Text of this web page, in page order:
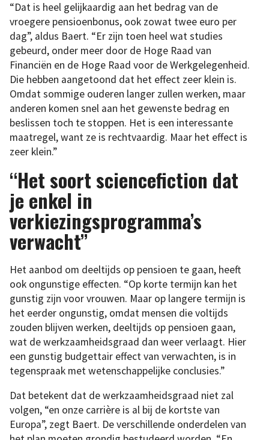
“Dat is heel gelijkaardig aan het bedrag van de
vroegere pensioenbonus, ook zowat twee euro per
dag”, aldus Baert. “Er zijn toen heel wat studies
gebeurd, onder meer door de Hoge Raad van
Financiën en de Hoge Raad voor de Werkgelegenheid.
Die hebben aangetoond dat het effect zeer klein is.
Omdat sommige ouderen langer zullen werken, maar
anderen komen snel aan het gewenste bedrag en
beslissen toch te stoppen. Het is een interessante
maatregel, want ze is rechtvaardig. Maar het effect is
zeer klein.”
“Het soort sciencefiction dat
je enkel in
verkiezingsprogramma’s
verwacht”
Het aanbod om deeltijds op pensioen te gaan, heeft
ook ongunstige effecten. “Op korte termijn kan het
gunstig zijn voor vrouwen. Maar op langere termijn is
het eerder ongunstig, omdat mensen die voltijds
zouden blijven werken, deeltijds op pensioen gaan,
wat de werkzaamheidsgraad dan weer verlaagt. Hier
een gunstig budgettair effect van verwachten, is in
tegenspraak met wetenschappelijke conclusies.”
Dat betekent dat de werkzaamheidsgraad niet zal
volgen, “en onze carrière is al bij de kortste van
Europa”, zegt Baert. De verschillende onderdelen van